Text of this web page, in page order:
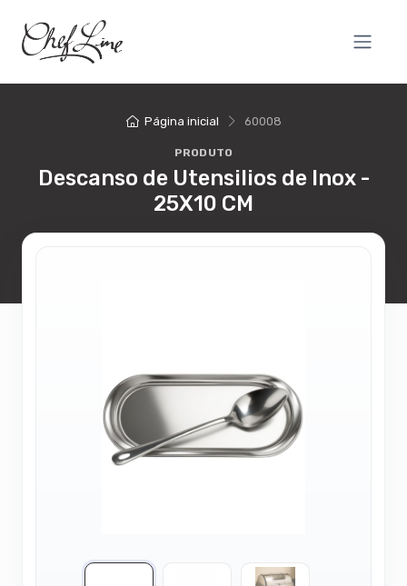
Página inicial 60008
PRODUTO
Descanso de Utensilios de Inox -
25X10 CM